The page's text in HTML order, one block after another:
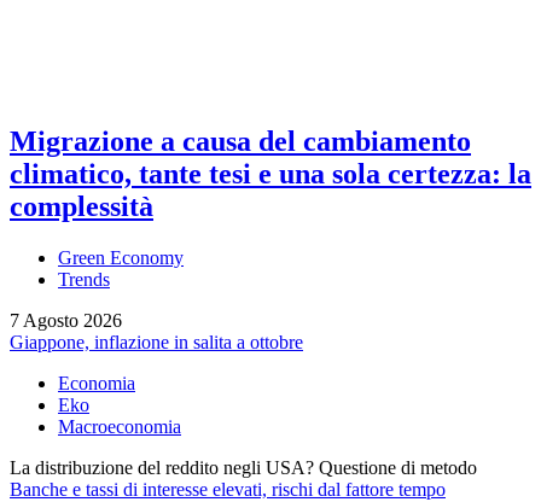
Migrazione a causa del cambiamento
climatico, tante tesi e una sola certezza: la
complessità
Green Economy
Trends
7 Agosto 2026
Giappone, inflazione in salita a ottobre
Economia
Eko
Macroeconomia
La distribuzione del reddito negli USA? Questione di metodo
Banche e tassi di interesse elevati, rischi dal fattore tempo